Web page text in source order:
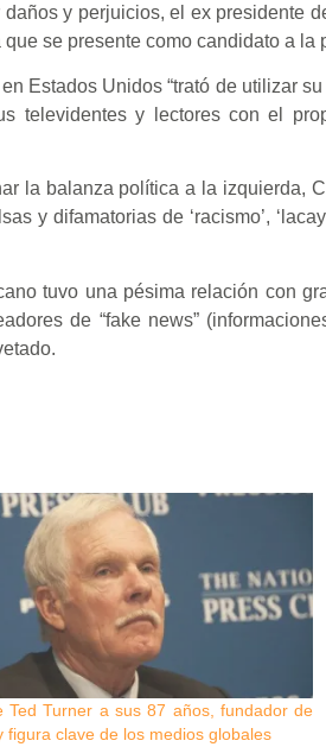
y perjuicios, el ex presidente
se presente como candidato a
Estados Unidos “trató de utilizar
televidentes y lectores con el
la balanza política a la izquierda,
y difamatorias de ‘racismo’,
tuvo una pésima relación con
de “fake news”
Ted Turner a sus 87 años, fundador de
figura clave de los medios globales